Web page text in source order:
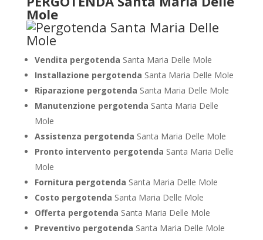
Mole
Vendita pergotenda Santa Maria Delle Mole
Installazione pergotenda Santa Maria Delle Mole
Riparazione pergotenda Santa Maria Delle Mole
Manutenzione pergotenda Santa Maria Delle
Mole
Assistenza pergotenda Santa Maria Delle Mole
Pronto intervento pergotenda Santa Maria Delle
Mole
Fornitura pergotenda Santa Maria Delle Mole
Costo pergotenda Santa Maria Delle Mole
Offerta pergotenda Santa Maria Delle Mole
Preventivo pergotenda Santa Maria Delle Mole